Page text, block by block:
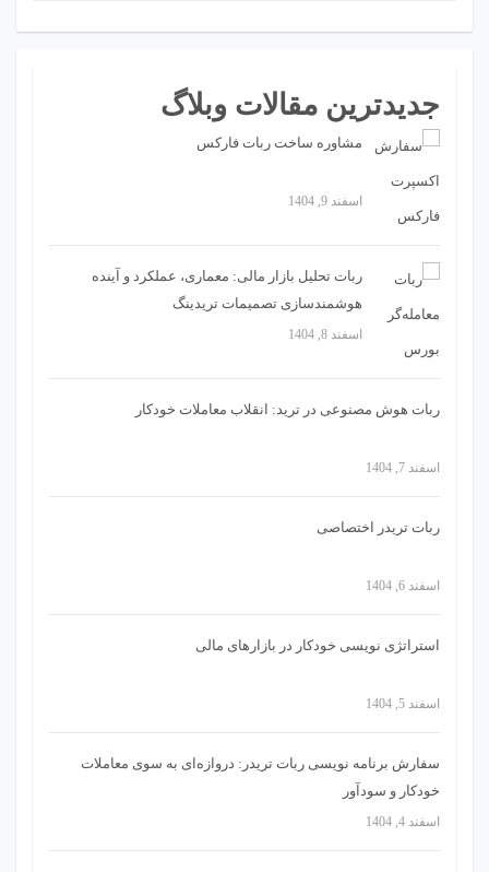
جدیدترین مقالات وبلاگ
مشاوره ساخت ربات فارکس
اسفند 9, 1404
ربات تحلیل بازار مالی: معماری، عملکرد و آینده
هوشمندسازی تصمیمات تریدینگ
اسفند 8, 1404
ربات هوش مصنوعی در ترید: انقلاب معاملات خودکار
اسفند 7, 1404
ربات تریدر اختصاصی
اسفند 6, 1404
استراتژی‌ نویسی خودکار در بازارهای مالی
اسفند 5, 1404
سفارش برنامه نویسی ربات تریدر: دروازه‌ای به سوی معاملات
خودکار و سودآور
اسفند 4, 1404